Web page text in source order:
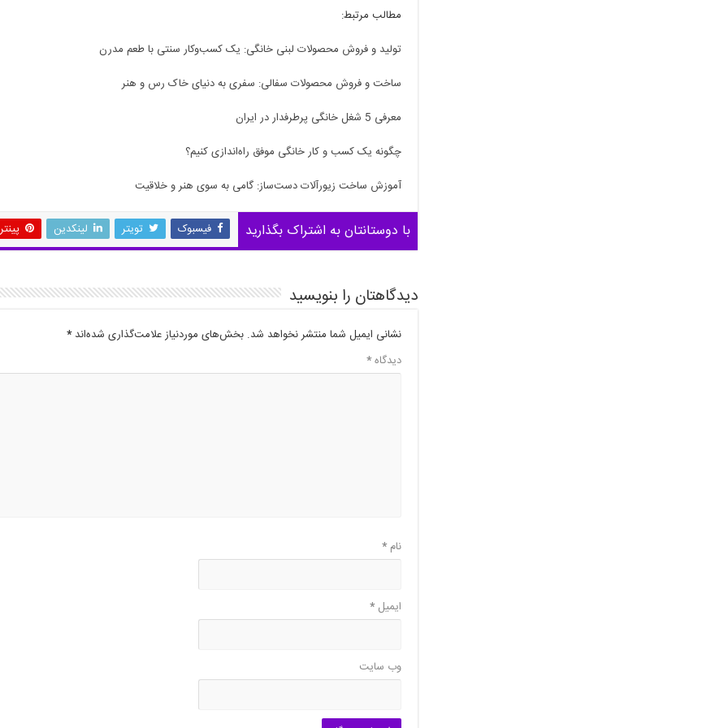
مطالب مرتبط:
تولید و فروش محصولات لبنی خانگی: یک کسب‌وکار سنتی با طعم مدرن
ساخت و فروش محصولات سفالی: سفری به دنیای خاک رس و هنر
معرفی 5 شغل خانگی پرطرفدار در ایران
چگونه یک کسب و کار خانگی موفق راه‌اندازی کنیم؟
آموزش ساخت زیورآلات دست‌ساز: گامی به سوی هنر و خلاقیت
با دوستانتان به اشتراک بگذارید فیسبوک تویتر لینکدین
دیدگاهتان را بنویسید
نشانی ایمیل شما منتشر نخواهد شد. بخش‌های موردنیاز علامت‌گذاری شده‌اند*
دیدگاه*
نام*
ایمیل*
وب‌ سایت